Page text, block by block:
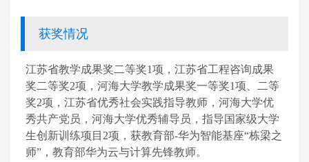
获奖情况
江苏省教学成果奖二等奖1项，江苏省工程咨询成果
奖二等奖2项，河海大学教学成果奖一等奖1项、二等
奖2项，江苏省优秀社会实践指导教师，河海大学优
秀共产党员，河海大学优秀辅导员，指导国家级大学
生创新训练项目 2项，获教育部-华为智能基座“栋梁之
师”，教育部华为云与计算先锋教师。